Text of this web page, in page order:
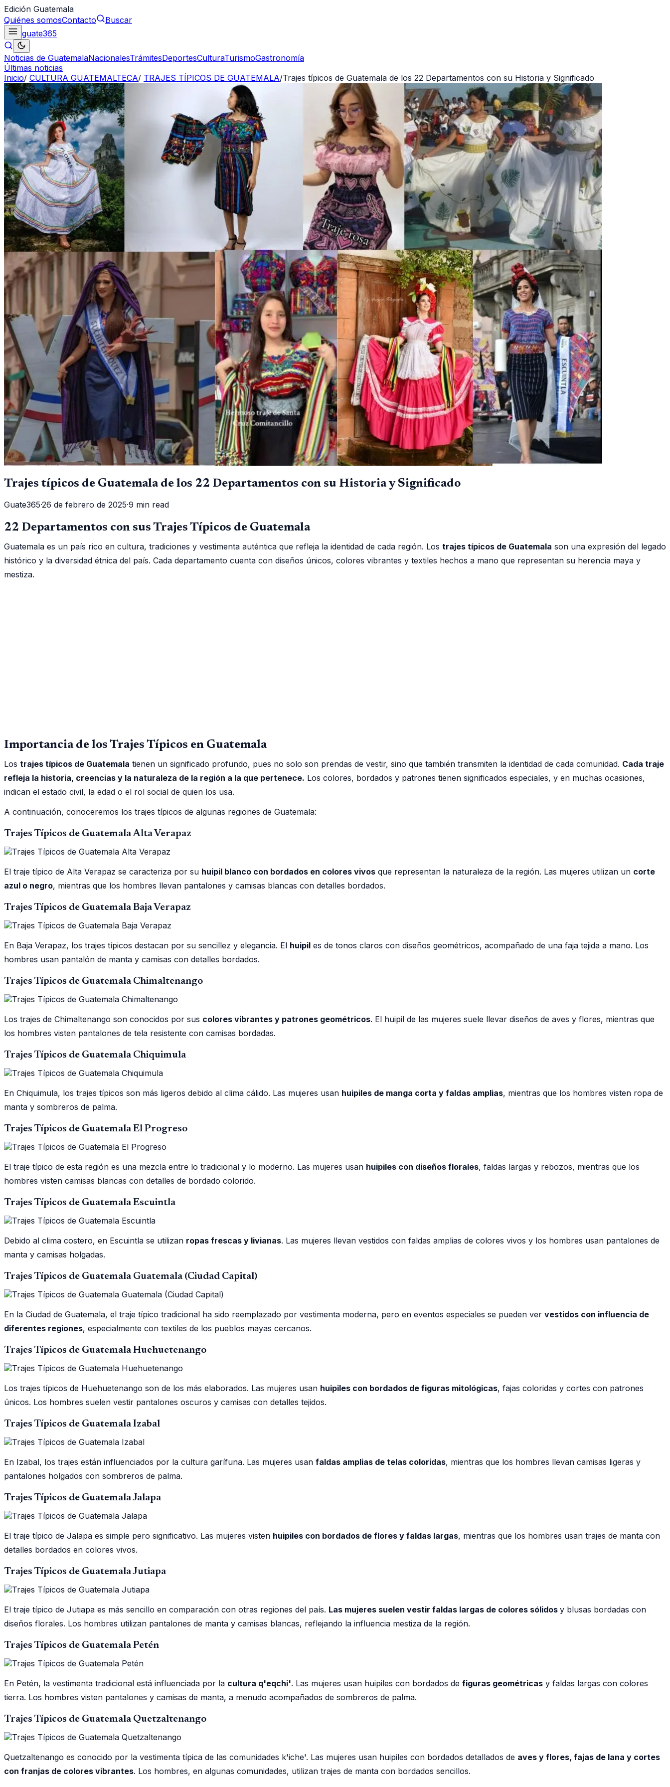
Edición Guatemala
Quiénes somosContacto
Buscar
guate365
Noticias de GuatemalaNacionalesTrámitesDeportesCulturaTurismoGastronomía
Últimas noticias
Inicio/ CULTURA GUATEMALTECA/ TRAJES TÍPICOS DE GUATEMALA/Trajes típicos de Guatemala de los 22 Departamentos con su Historia y Significado
Trajes típicos de Guatemala de los 22 Departamentos con su Historia y Significado
Guate365·26 de febrero de 2025·9 min read
22 Departamentos con sus Trajes Típicos de Guatemala
Guatemala es un país rico en cultura, tradiciones y vestimenta auténtica que refleja la identidad de cada región. Los trajes típicos de Guatemala son una expresión del legado
histórico y la diversidad étnica del país. Cada departamento cuenta con diseños únicos, colores vibrantes y textiles hechos a mano que representan su herencia maya y
mestiza.
Importancia de los Trajes Típicos en Guatemala
Los trajes típicos de Guatemala tienen un significado profundo, pues no solo son prendas de vestir, sino que también transmiten la identidad de cada comunidad. Cada traje
refleja la historia, creencias y la naturaleza de la región a la que pertenece. Los colores, bordados y patrones tienen significados especiales, y en muchas ocasiones,
indican el estado civil, la edad o el rol social de quien los usa.
A continuación, conoceremos los trajes típicos de algunas regiones de Guatemala:
Trajes Típicos de Guatemala Alta Verapaz
El traje típico de Alta Verapaz se caracteriza por su huipil blanco con bordados en colores vivos que representan la naturaleza de la región. Las mujeres utilizan un corte
azul o negro, mientras que los hombres llevan pantalones y camisas blancas con detalles bordados.
Trajes Típicos de Guatemala Baja Verapaz
En Baja Verapaz, los trajes típicos destacan por su sencillez y elegancia. El huipil es de tonos claros con diseños geométricos, acompañado de una faja tejida a mano. Los
hombres usan pantalón de manta y camisas con detalles bordados.
Trajes Típicos de Guatemala Chimaltenango
Los trajes de Chimaltenango son conocidos por sus colores vibrantes y patrones geométricos. El huipil de las mujeres suele llevar diseños de aves y flores, mientras que
los hombres visten pantalones de tela resistente con camisas bordadas.
Trajes Típicos de Guatemala Chiquimula
En Chiquimula, los trajes típicos son más ligeros debido al clima cálido. Las mujeres usan huipiles de manga corta y faldas amplias, mientras que los hombres visten ropa de
manta y sombreros de palma.
Trajes Típicos de Guatemala El Progreso
El traje típico de esta región es una mezcla entre lo tradicional y lo moderno. Las mujeres usan huipiles con diseños florales, faldas largas y rebozos, mientras que los
hombres visten camisas blancas con detalles de bordado colorido.
Trajes Típicos de Guatemala Escuintla
Debido al clima costero, en Escuintla se utilizan ropas frescas y livianas. Las mujeres llevan vestidos con faldas amplias de colores vivos y los hombres usan pantalones de
manta y camisas holgadas.
Trajes Típicos de Guatemala Guatemala (Ciudad Capital)
En la Ciudad de Guatemala, el traje típico tradicional ha sido reemplazado por vestimenta moderna, pero en eventos especiales se pueden ver vestidos con influencia de
diferentes regiones, especialmente con textiles de los pueblos mayas cercanos.
Trajes Típicos de Guatemala Huehuetenango
Los trajes típicos de Huehuetenango son de los más elaborados. Las mujeres usan huipiles con bordados de figuras mitológicas, fajas coloridas y cortes con patrones
únicos. Los hombres suelen vestir pantalones oscuros y camisas con detalles tejidos.
Trajes Típicos de Guatemala Izabal
En Izabal, los trajes están influenciados por la cultura garífuna. Las mujeres usan faldas amplias de telas coloridas, mientras que los hombres llevan camisas ligeras y
pantalones holgados con sombreros de palma.
Trajes Típicos de Guatemala Jalapa
El traje típico de Jalapa es simple pero significativo. Las mujeres visten huipiles con bordados de flores y faldas largas, mientras que los hombres usan trajes de manta con
detalles bordados en colores vivos.
Trajes Típicos de Guatemala Jutiapa
El traje típico de Jutiapa es más sencillo en comparación con otras regiones del país. Las mujeres suelen vestir faldas largas de colores sólidos y blusas bordadas con
diseños florales. Los hombres utilizan pantalones de manta y camisas blancas, reflejando la influencia mestiza de la región.
Trajes Típicos de Guatemala Petén
En Petén, la vestimenta tradicional está influenciada por la cultura q'eqchi'. Las mujeres usan huipiles con bordados de figuras geométricas y faldas largas con colores
tierra. Los hombres visten pantalones y camisas de manta, a menudo acompañados de sombreros de palma.
Trajes Típicos de Guatemala Quetzaltenango
Quetzaltenango es conocido por la vestimenta típica de las comunidades k'iche'. Las mujeres usan huipiles con bordados detallados de aves y flores, fajas de lana y cortes
con franjas de colores vibrantes. Los hombres, en algunas comunidades, utilizan trajes de manta con bordados sencillos.